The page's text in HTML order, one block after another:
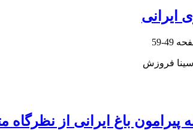
ایرانی
49-59
فروزش
پیرامون باغ ایرانی از